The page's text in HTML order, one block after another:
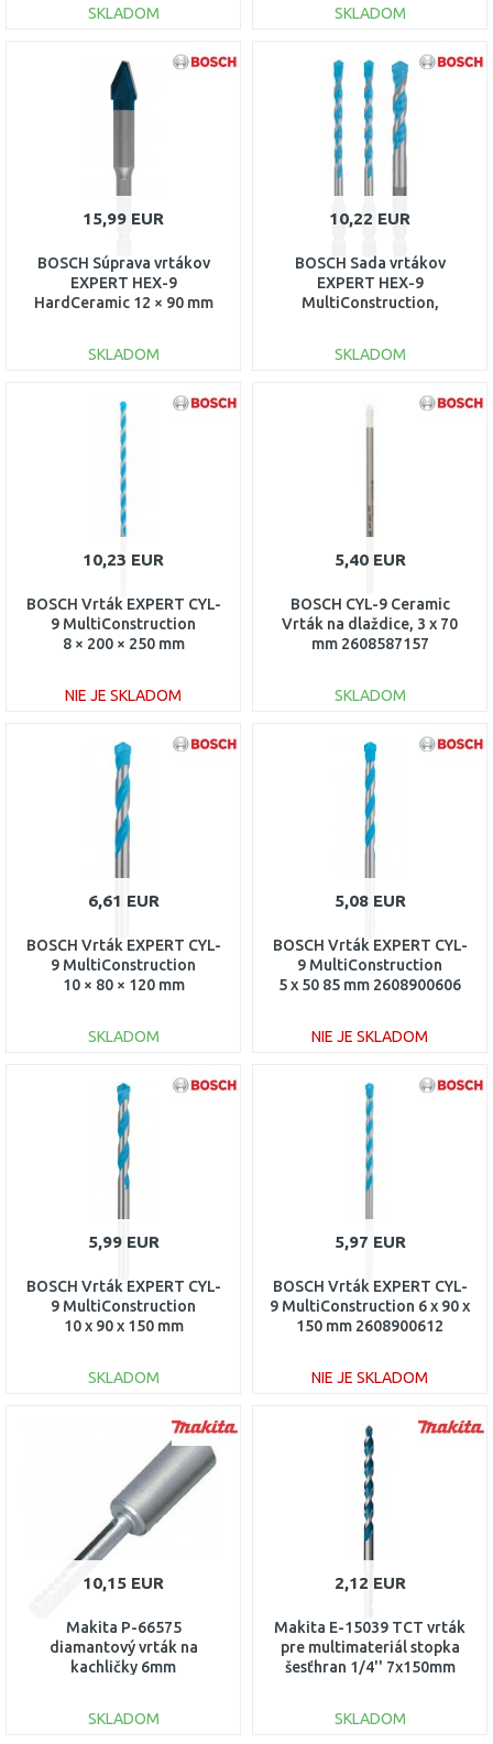
SKLADOM
DO KOŠÍKA
Porovnať
SKLADOM
DO KOŠÍKA
Porovnať
15,99 EUR
BOSCH Súprava vrtákov
EXPERT HEX-9
HardCeramic 12 × 90 mm
SKLADOM
DO KOŠÍKA
Porovnať
10,22 EUR
BOSCH Sada vrtákov
EXPERT HEX-9
MultiConstruction,
SKLADOM
DO KOŠÍKA
10,23 EUR
BOSCH Vrták EXPERT CYL-
9 MultiConstruction
8 × 200 × 250 mm
NIE JE SKLADOM
DO KOŠÍKA
Porovnať
5,40 EUR
BOSCH CYL-9 Ceramic
Vrták na dlaždice, 3 x 70
mm 2608587157
SKLADOM
DO KOŠÍKA
Porovnať
6,61 EUR
BOSCH Vrták EXPERT CYL-
9 MultiConstruction
10 × 80 × 120 mm
SKLADOM
DO KOŠÍKA
Porovnať
5,08 EUR
BOSCH Vrták EXPERT CYL-
9 MultiConstruction
5 x 50 85 mm 2608900606
NIE JE SKLADOM
DO KOŠÍKA
Porovnať
5,99 EUR
BOSCH Vrták EXPERT CYL-
9 MultiConstruction
10 x 90 x 150 mm
SKLADOM
DO KOŠÍKA
Porovnať
5,97 EUR
BOSCH Vrták EXPERT CYL-
9 MultiConstruction 6 x 90 x
150 mm 2608900612
NIE JE SKLADOM
DO KOŠÍKA
Porovnať
10,15 EUR
Makita P-66575
diamantový vrták na
kachličky 6mm
SKLADOM
2,12 EUR
Makita E-15039 TCT vrták
pre multimateriál stopka
šesťhran 1/4'' 7x150mm
SKLADOM